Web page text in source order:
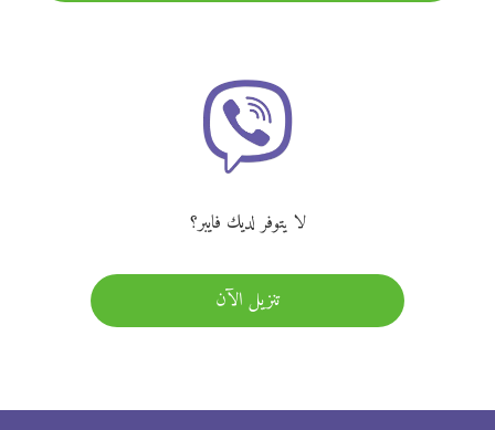
لا يتوفر لديك فايبر؟
تنزيل الآن